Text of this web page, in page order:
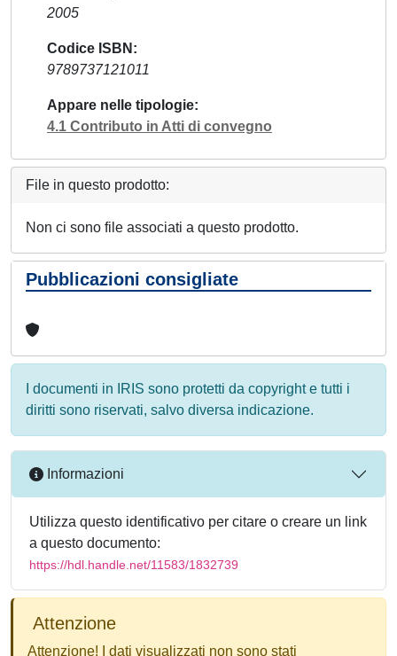
2005
Codice ISBN
9789737121011
Appare nelle tipologie
4.1 Contributo in Atti di convegno
File in questo prodotto:
Non ci sono file associati a questo prodotto.
Pubblicazioni consigliate
I documenti in IRIS sono protetti da copyright e tutti i
diritti sono riservati, salvo diversa indicazione.
Informazioni
Utilizza questo identificativo per citare o creare un link
a questo documento:
https://hdl.handle.net/11583/1832739
Attenzione
Attenzione! I dati visualizzati non sono stati